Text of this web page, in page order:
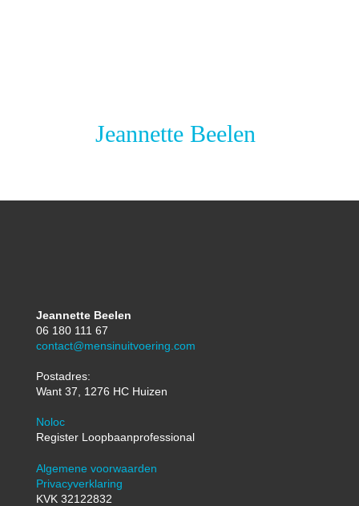
Jeannette Beelen
Jeannette Beelen
06 180 111 67
contact@mensinuitvoering.com
Postadres:
Want 37, 1276 HC Huizen
Noloc
Register Loopbaanprofessional
Algemene voorwaarden
Privacyverklaring
KVK 32122832